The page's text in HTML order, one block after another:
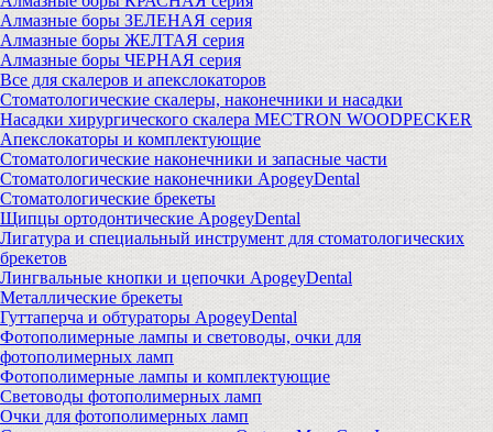
Алмазные боры ЗЕЛЕНАЯ серия
Алмазные боры ЖЕЛТАЯ серия
Алмазные боры ЧЕРНАЯ серия
Все для скалеров и апекслокаторов
Стоматологические скалеры, наконечники и насадки
Насадки хирургического скалера MECTRON WOODPECKER
Апекслокаторы и комплектующие
Стоматологические наконечники и запасные части
Стоматологические наконечники ApogeyDental
Стоматологические брекеты
Щипцы ортодонтические ApogeyDental
Лигатура и специальный инструмент для стоматологических
брекетов
Лингвальные кнопки и цепочки ApogeyDental
Металлические брекеты
Гуттаперча и обтураторы ApogeyDental
Фотополимерные лампы и световоды, очки для
фотополимерных ламп
Фотополимерные лампы и комплектующие
Световоды фотополимерных ламп
Очки для фотополимерных ламп